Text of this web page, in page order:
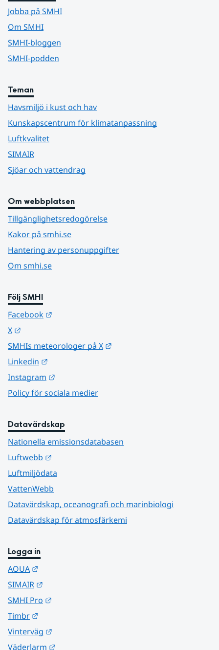
Jobba på SMHI
Om SMHI
SMHI-bloggen
SMHI-podden
Teman
Havsmiljö i kust och hav
Kunskapscentrum för klimatanpassning
Luftkvalitet
SIMAIR
Sjöar och vattendrag
Om webbplatsen
Tillgänglighetsredogörelse
Kakor på smhi.se
Hantering av personuppgifter
Om smhi.se
Följ SMHI
Facebook
X
SMHIs meteorologer på X
Linkedin
Instagram
Policy för sociala medier
Datavärdskap
Nationella emissionsdatabasen
Luftwebb
Luftmiljödata
VattenWebb
Datavärdskap, oceanografi och marinbiologi
Datavärdskap för atmosfärkemi
Logga in
AQUA
SIMAIR
SMHI Pro
Timbr
Vinterväg
Väderlarm